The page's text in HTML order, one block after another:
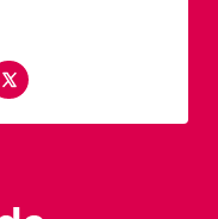
twitter